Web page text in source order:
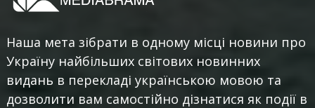
Наша мета зібрати в одному місці новини про
Україну найбільших світових новинних
видань в перекладі українською мовою та
дозволити вам самостійно дізнатися як події в